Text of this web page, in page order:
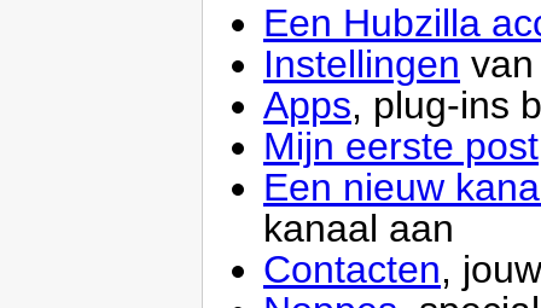
Een Hubzilla
Instellingen
Apps, plug-ins
Mijn eerste post
Een nieuw
kanaal aan
Contacten,